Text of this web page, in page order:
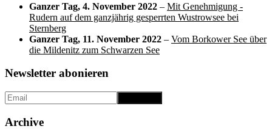
Ganzer Tag, 4. November 2022 – Mit Genehmigung -
Rudern auf dem ganzjährig gesperrten Wustrowsee bei
Sternberg
Ganzer Tag, 11. November 2022 – Vom Borkower See über
die Mildenitz zum Schwarzen See
Newsletter abonieren
Archive